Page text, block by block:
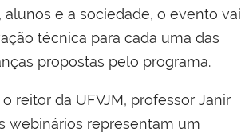
alunos e a sociedade, o evento vai
técnica para cada uma das
propostas pelo programa.
reitor da UFVJM, professor Janir
webinários representam um